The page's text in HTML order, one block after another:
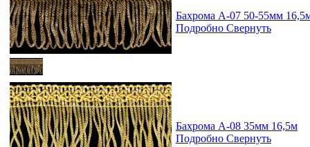
Бахрома А-07 50-55мм
Подробно Свернуть
Бахрома А-08 35мм 16,5м
Подробно Свернуть